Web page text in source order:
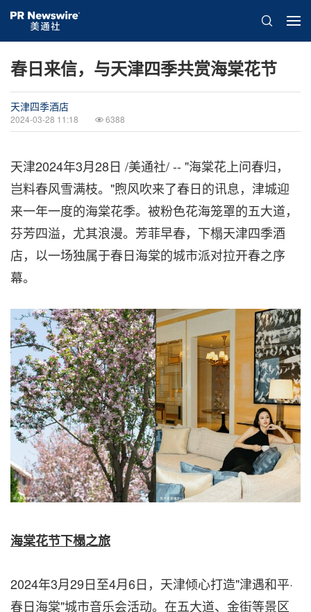
春日来信，与天津四季共赏海棠花节
天津四季酒店
2024-03-28 11:18 6388
天津2024年3月28日 /美通社/ -- "海棠花上问春归，
岂料春风雪满枝。"煦风吹来了春日的讯息，津城迎
来一年一度的海棠花季。被粉色花海笼罩的五大道，
芬芳四溢，尤其浪漫。芳菲早春，下榻天津四季酒
店，以一场独属于春日海棠的城市派对拉开春之序
幕。
海棠花节下榻之旅
2024年3月29日至4月6日，天津倾心打造"津遇和平·
春日海棠"城市音乐会活动。在五大道、金街等景区